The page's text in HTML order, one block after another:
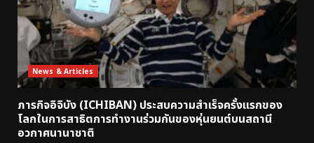
News & Articles
ภารกิจอิจิบัง (ICHIBAN) ประสบความสำเร็จครั้งแรกของ
โลกในการสาธิตการทำงานร่วมกันของหุ่นยนต์บนสถานี
อวกาศนานาชาติ